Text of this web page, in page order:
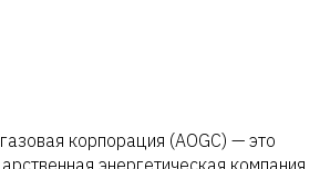
корпорация (AOGC) — это
энергетическая компания